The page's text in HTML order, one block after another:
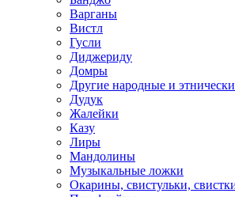
Варганы
Вистл
Гусли
Диджериду
Домры
Другие народные и
Дудук
Жалейки
Казу
Лиры
Мандолины
Музыкальные ложки
Окарины, свистульки,